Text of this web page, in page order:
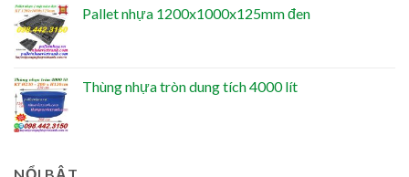
Pallet nhựa 1200x1000x125mm đen
Thùng nhựa tròn dung tích 4000 lít